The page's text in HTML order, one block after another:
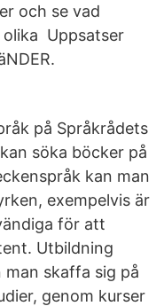
och se vad
Uppsatser
på Språkrådets
söka böcker på
kan man
exempelvis är
för att
Utbildning
skaffa sig på
genom kurser